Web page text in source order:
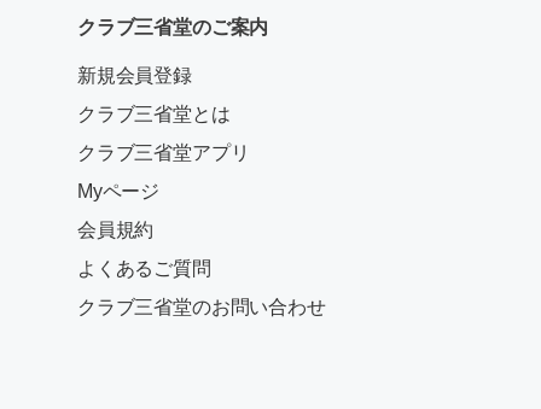
クラブ三省堂のご案内
新規会員登録
クラブ三省堂とは
クラブ三省堂アプリ
Myページ
会員規約
よくあるご質問
クラブ三省堂のお問い合わせ